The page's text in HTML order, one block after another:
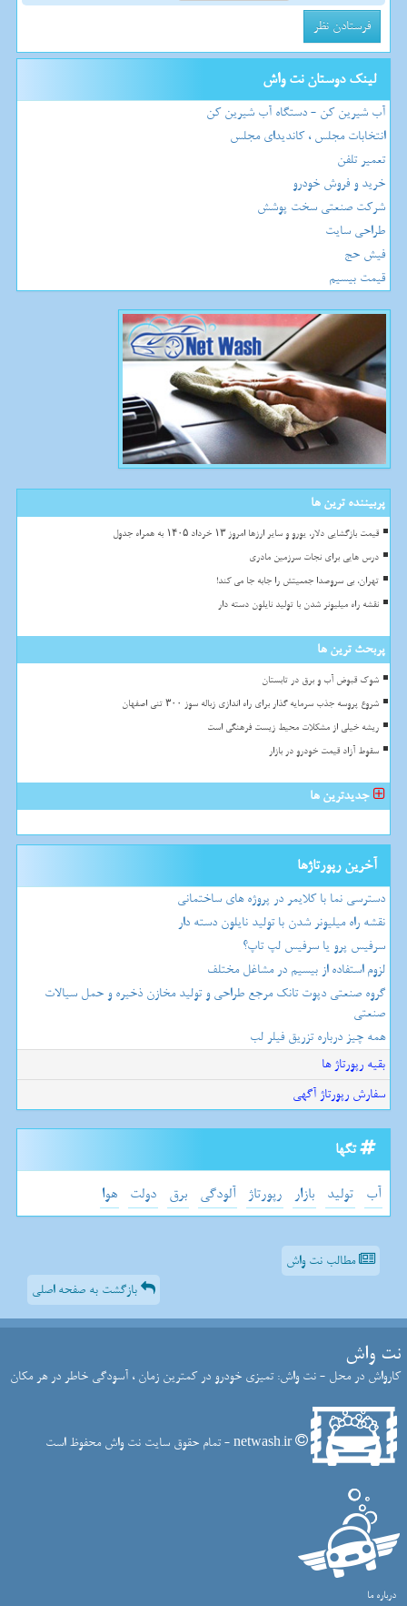
لینک دوستان نت واش
آب شیرین کن - دستگاه آب شیرین کن
انتخابات مجلس ، کاندیدای مجلس
تعمیر تلفن
خرید و فروش خودرو
شرکت صنعتی سخت پوشش
طراحی سایت
فیش حج
قیمت بیسیم
پربیننده ترین ها
قیمت بازگشایی دلار، یورو و سایر ارزها امروز ۱۳ خرداد ۱۴۰۵ به همراه جدول
درس هایی برای نجات سرزمین مادری
تهران، بی سروصدا جمعیتش را جابه جا می کند!
نقشه راه میلیونر شدن با تولید نایلون دسته دار
پربحث ترین ها
شوک قبوض آب و برق در تابستان
شروع پروسه جذب سرمایه گذار برای راه اندازی زباله سوز ۳۰۰ تنی اصفهان
ریشه خیلی از مشکلات محیط زیست فرهنگی است
سقوط آزاد قیمت خودرو در بازار
جدیدترین ها
آخرین رپورتاژها
دسترسی نما با کلایمر در پروژه های ساختمانی
نقشه راه میلیونر شدن با تولید نایلون دسته دار
سرفیس پرو یا سرفیس لپ تاپ؟
لزوم استفاده از بیسیم در مشاغل مختلف
گروه صنعتی دپوت تانک مرجع طراحی و تولید مخازن ذخیره و حمل سیالات
صنعتی
همه چیز درباره تزریق فیلر لب
بقیه رپورتاژ ها
سفارش رپورتاژ آگهی
تگها
آب تولید بازار رپورتاژ آلودگی برق دولت هوا
مطالب نت واش
بازگشت به صفحه اصلی
نت واش
کارواش در محل - نت واش: تمیزی خودرو در کمترین زمان ، آسودگی خاطر در هر مکان
netwash.ir - تمام حقوق سایت نت واش محفوظ است
درباره ما